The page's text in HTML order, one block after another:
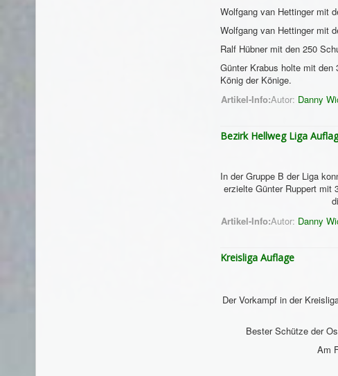
Wolfgang van Hettinger
Wolfgang van Hettinger
Ralf Hübner mit
Günter Krabus holte mit den
König der Könige.
Artikel-Info:Autor: Danny
Bezirk Hellweg Liga
In der Gruppe B der Liga
erzielte Günter Ruppert mit
Artikel-Info:Autor: Danny
Kreisliga Auflage
Der Vorkampf in der
Bester Schütze der
Am